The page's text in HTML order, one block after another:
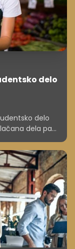
delo
delo
dela pa
letos nekoliko
mladih prvo